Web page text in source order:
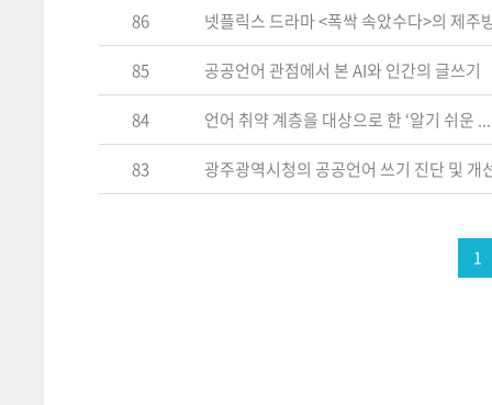
86 넷플릭스 드라마 <폭싹 속았수다>의 제주
85 공공언어 관점에서 본 AI와 인간의 글쓰기
84 언어 취약 계층을 대상으로 한 ‘알기 쉬운 ...
83 광주광역시청의 공공언어 쓰기 진단 및 개
1